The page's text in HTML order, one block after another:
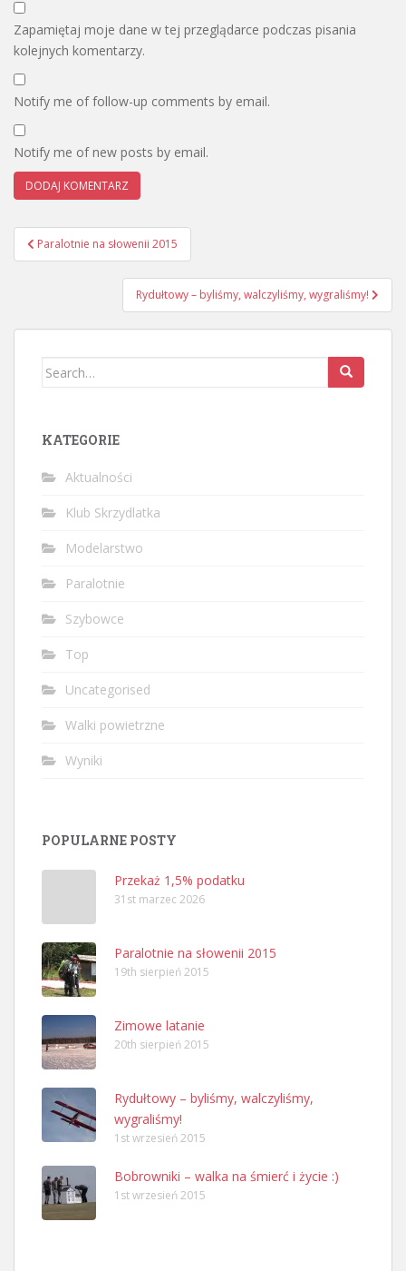
Zapamiętaj moje dane w tej przeglądarce podczas pisania
kolejnych komentarzy.
Notify me of follow-up comments by email.
Notify me of new posts by email.
Nawigacja
wpisu
Paralotnie na słowenii 2015
Rydułtowy – byliśmy, walczyliśmy, wygraliśmy!
Search
KATEGORIE
Aktualności
Klub Skrzydlatka
Modelarstwo
Paralotnie
Szybowce
Top
Uncategorised
Walki powietrzne
Wyniki
POPULARNE POSTY
Przekaż 1,5% podatku
31st marzec 2026
Paralotnie na słowenii 2015
19th sierpień 2015
Zimowe latanie
20th sierpień 2015
Rydułtowy – byliśmy, walczyliśmy,
wygraliśmy!
1st wrzesień 2015
Bobrowniki – walka na śmierć i życie :)
1st wrzesień 2015